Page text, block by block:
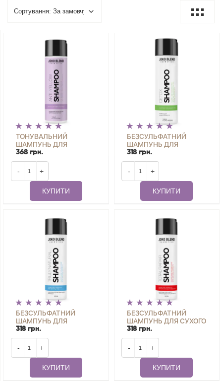
ТОНУВАЛЬНИЙ
ШАМПУНЬ ДЛЯ
НЕЙТРАЛІЗАЦІЇ
ЖОВТИЗНИ ANTI-
YELLOW JOKO BLEND
368 грн.
- +
КУПИТИ
БЕЗСУЛЬФАТНИЙ
ШАМПУНЬ ДЛЯ
ЖИРНОГО ВОЛОССЯ
DETOX JOKO BLEND 250
318 грн.
- +
КУПИТИ
БЕЗСУЛЬФАТНИЙ
ШАМПУНЬ ДЛЯ
НОРМАЛЬНОГО
ВОЛОССЯ TRULY
NATURAL JOKO BLEND
318 грн.
- +
КУПИТИ
БЕЗСУЛЬФАТНИЙ
ШАМПУНЬ ДЛЯ СУХОГО
І ПОШКОДЖЕНОГО
ВОЛОССЯ TOTAL REPAIR
250 МЛ
318 грн.
- +
КУПИТИ